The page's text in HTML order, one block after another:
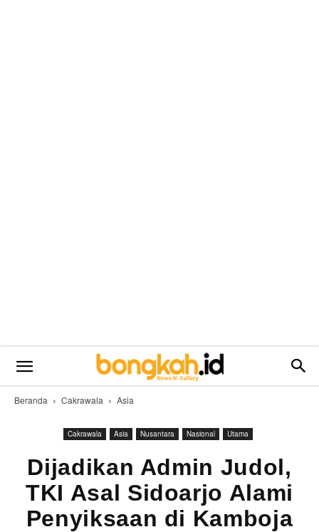
Beranda Cakrawala Asia
Cakrawala Asia Nusantara Nasional Utama
Dijadikan Admin Judol,
TKI Asal Sidoarjo Alami
Penyiksaan di Kamboja